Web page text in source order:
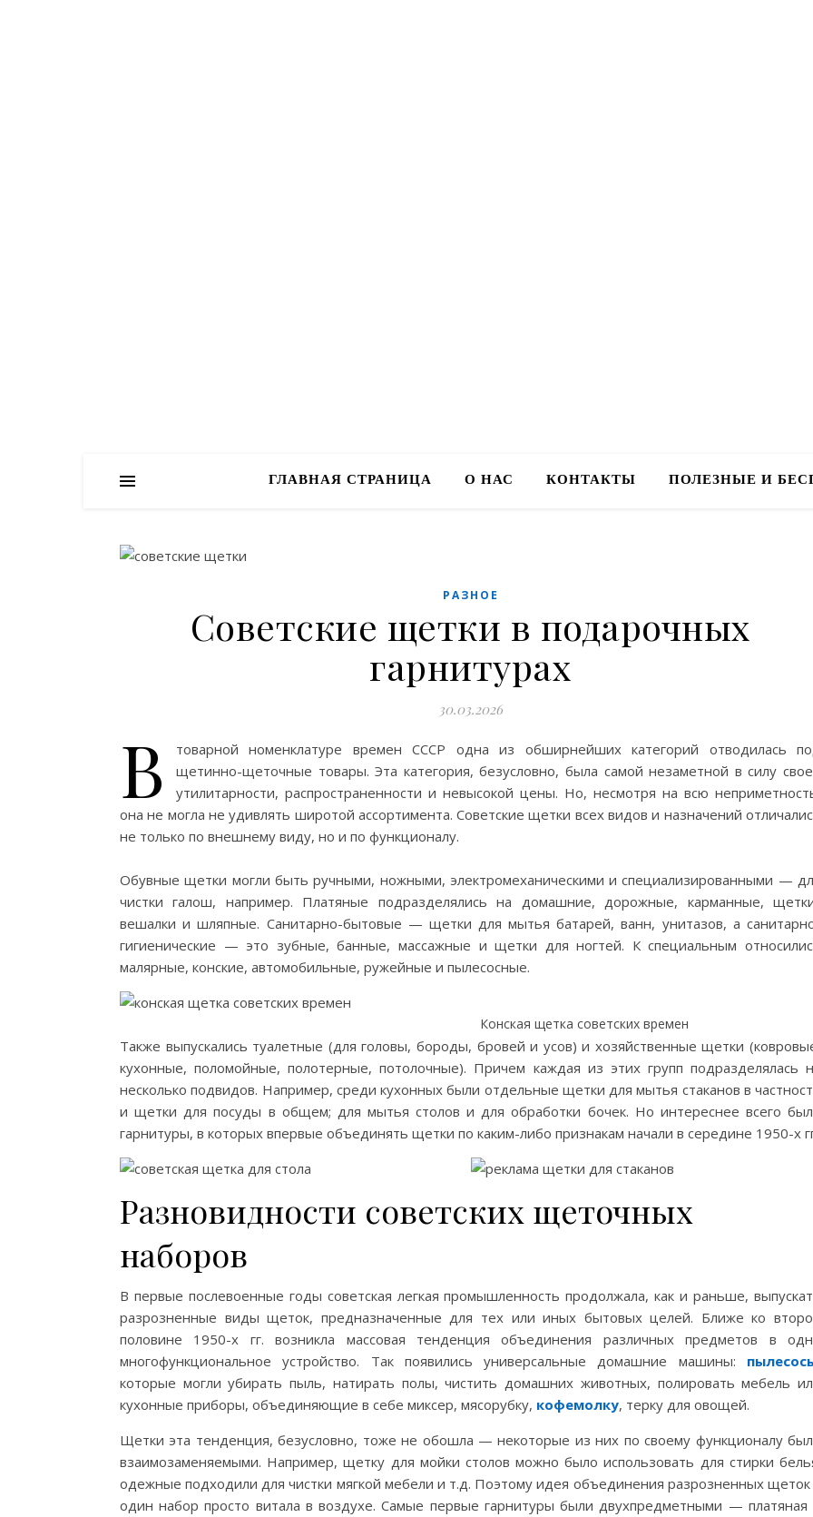
ГЛАВНАЯ СТРАНИЦА О НАС КОНТАКТЫ ПОЛЕЗНЫЕ И
РАЗНОЕ
Советские щетки в подарочных
гарнитурах
30.03.2026
В
товарной номенклатуре времен СССР одна из обширнейших категорий отводилась
щетинно-щеточные товары. Эта категория, безусловно, была самой незаметной в силу
утилитарности, распространенности и невысокой цены. Но, несмотря на всю
она не могла не удивлять широтой ассортимента. Советские щетки всех видов и назначений
не только по внешнему виду, но и по функционалу.
Обувные щетки могли быть ручными, ножными, электромеханическими и специализированными —
чистки галош, например. Платяные подразделялись на домашние, дорожные, карманные,
вешалки и шляпные. Санитарно-бытовые — щетки для мытья батарей, ванн, унитазов, а
гигиенические — это зубные, банные, массажные и щетки для ногтей. К специальным
малярные, конские, автомобильные, ружейные и пылесосные.
Конская щетка советских времен
Также выпускались туалетные (для головы, бороды, бровей и усов) и хозяйственные щетки
кухонные, поломойные, полотерные, потолочные). Причем каждая из этих групп подразделялась
несколько подвидов. Например, среди кухонных были отдельные щетки для мытья стаканов в
и щетки для посуды в общем; для мытья столов и для обработки бочек. Но интереснее всего
гарнитуры, в которых впервые объединять щетки по каким-либо признакам начали в середине 1950-х
Разновидности советских щеточных
наборов
В первые послевоенные годы советская легкая промышленность продолжала, как и раньше,
разрозненные виды щеток, предназначенные для тех или иных бытовых целей. Ближе ко
половине 1950-х гг. возникла массовая тенденция объединения различных предметов в
многофункциональное устройство. Так появились универсальные домашние машины:
которые могли убирать пыль, натирать полы, чистить домашних животных, полировать мебель
кухонные приборы, объединяющие в себе миксер, мясорубку, кофемолку, терку для овощей.
Щетки эта тенденция, безусловно, тоже не обошла — некоторые из них по своему функционалу
взаимозаменяемыми. Например, щетку для мойки столов можно было использовать для стирки
одежные подходили для чистки мягкой мебели и т.д. Поэтому идея объединения разрозненных щеток
один набор просто витала в воздухе. Самые первые гарнитуры были двухпредметными — платяная